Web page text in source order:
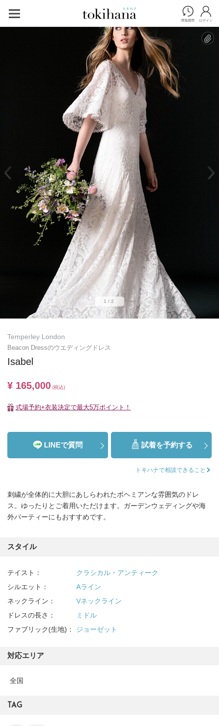
1/2
Temperley London
Beacon Dressのウエディングドレス
Isabel
¥ 165,000 (税込)
式場予約+衣装決定で最大5万ポイント！
LINEで質問 試着を予約する
トキハナで相談できること
刺繍が全体的に大胆にあしらわれたボヘミアンな雰囲気のドレ
ス。ゆったりとご着用いただけます。ガーデンウェディングや海
外パーティーにもおすすめです。
スタイル
テイスト：
クラシカル・アンティーク
シルエット：
Aライン
ネックライン：
Vネックライン
ドレスの長さ：
ミドル
ファブリック(生地)：
ジョーゼット
対応エリア
全国
TAG